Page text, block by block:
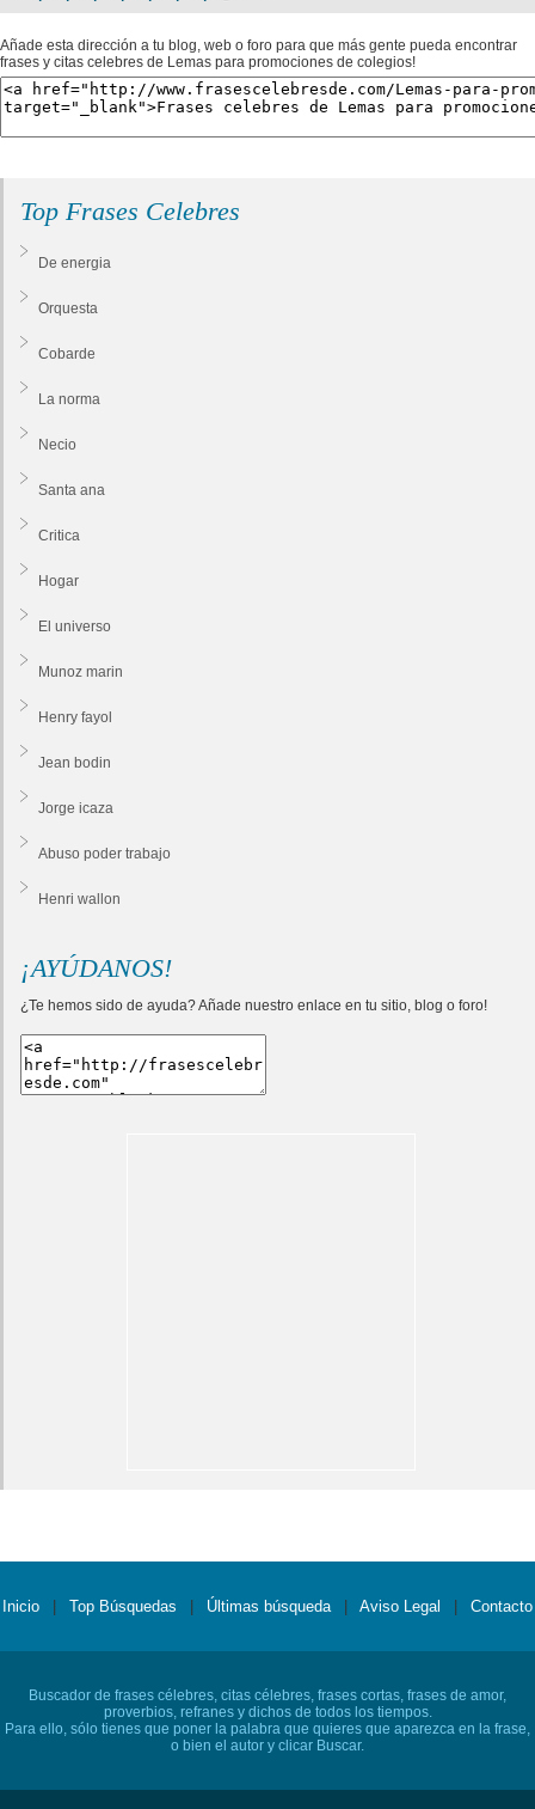
Añade esta dirección a tu blog, web o foro para que más gente pueda encontrar
frases y citas celebres de Lemas para promociones de colegios!
Top Frases Celebres
De energia
Orquesta
Cobarde
La norma
Necio
Santa ana
Critica
Hogar
El universo
Munoz marin
Henry fayol
Jean bodin
Jorge icaza
Abuso poder trabajo
Henri wallon
¡AYÚDANOS!
¿Te hemos sido de ayuda? Añade nuestro enlace en tu sitio, blog o foro!
Inicio Top Búsquedas Últimas búsqueda Aviso Legal Contacto
Buscador de frases célebres, citas célebres, frases cortas, frases de amor,
proverbios, refranes y dichos de todos los tiempos.
Para ello, sólo tienes que poner la palabra que quieres que aparezca en la frase,
o bien el autor y clicar Buscar.